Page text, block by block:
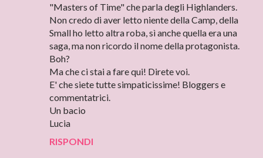
"Masters of Time" che parla degli Highlanders.
Non credo di aver letto niente della Camp, della
Small ho letto altra roba, sì anche quella era una
saga, ma non ricordo il nome della protagonista.
Boh?
Ma che ci stai a fare qui! Direte voi.
E' che siete tutte simpaticissime! Bloggers e
commentatrici.
Un bacio
Lucia
RISPONDI